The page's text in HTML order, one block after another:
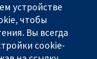
Пресс-
служба
О нас
Работа
Cochrane
устройстве
чтобы
Вы всегда
cookie-